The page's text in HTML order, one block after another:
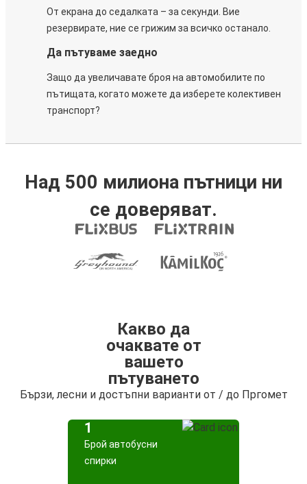
От екрана до седалката – за секунди. Вие
резервирате, ние се грижим за всичко останало.
Да пътуваме заедно
Защо да увеличавате броя на автомобилите по
пътищата, когато можете да изберете колективен
транспорт?
Над 500 милиона пътници ни
се доверяват.
Какво да
очаквате от
вашето
пътуването
Бързи, лесни и достъпни варианти от / до Пргомет
1
Брой автобусни
спирки